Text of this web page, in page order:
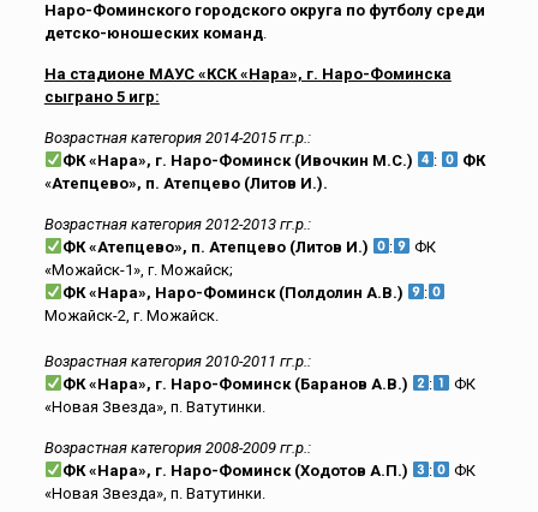
Наро-Фоминского городского округа по футболу среди
детско-юношеских команд.
На стадионе МАУС «КСК «Нара», г. Наро-Фоминска
сыграно 5 игр:
Возрастная категория 2014-2015 гг.р.:
ФК «Нара», г. Наро-Фоминск (Ивочкин М.С.)
:
ФК
«Атепцево», п. Атепцево (Литов И.).
Возрастная категория 2012-2013 гг.р.:
ФК «Атепцево», п. Атепцево (Литов И.)
:
ФК
«Можайск-1», г. Можайск;
ФК «Нара», Наро-Фоминск (Полдолин А.В.)
:
Можайск-2, г. Можайск.
Возрастная категория 2010-2011 гг.р.:
ФК «Нара», г. Наро-Фоминск (Баранов А.В.)
:
ФК
«Новая Звезда», п. Ватутинки.
Возрастная категория 2008-2009 гг.р.:
ФК «Нара», г. Наро-Фоминск (Ходотов А.П.)
:
ФК
«Новая Звезда», п. Ватутинки.